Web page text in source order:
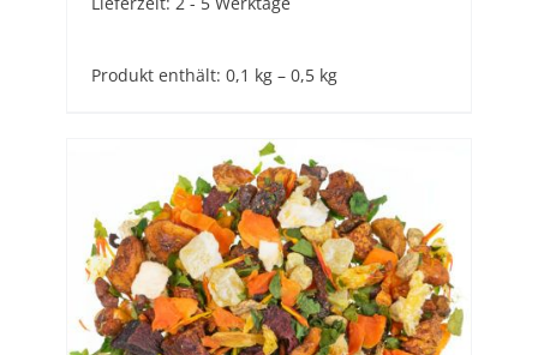
Produkt enthält: 0,1 kg – 0,5 kg